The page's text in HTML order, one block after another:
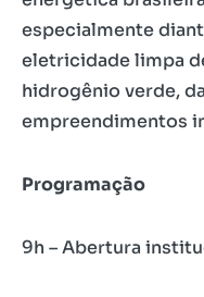
especialmente
eletricidade limpa
hidrogênio verde,
empreendimentos
Programação
9h – Abertura